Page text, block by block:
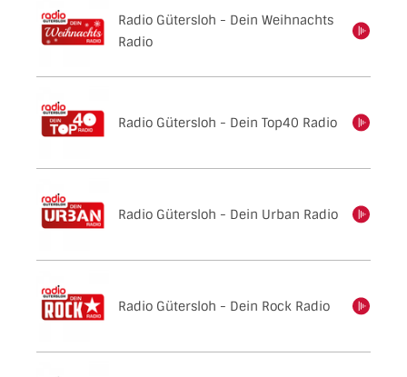
Radio Gütersloh - Dein Weihnachts
Radio
Radio Gütersloh - Dein Top40 Radio
einschalten
Radio Gütersloh - Dein Urban Radio
einschalten
Radio Gütersloh - Dein Rock Radio
einschalten